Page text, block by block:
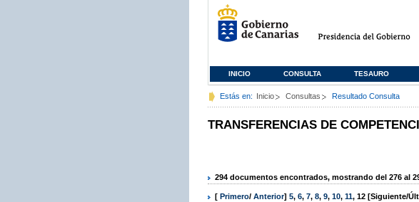
INICIO CONSULTA TESAURO
Estás en: Inicio Consultas Resultado Consulta
TRANSFERENCIAS DE
294 documentos encontrados, mostrando del 276 al
[ Primero/ Anterior] 5, 6, 7, 8, 9, 10, 11, 12 [Siguiente/